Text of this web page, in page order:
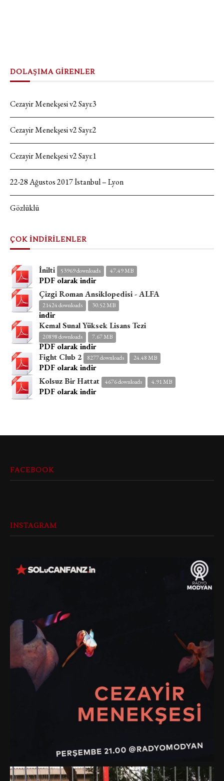
DOLAŞIMA GİRENLER
Cezayir Menekşesi v2 Sayı:3
Cezayir Menekşesi v2 Sayı:2
Cezayir Menekşesi v2 Sayı:1
22-28 Ağustos 2017 İstanbul – Lyon
Gözlüklü
ÇOK İNDİRİLENLER
İnilti 53969 downloads 47.49 MB
PDF olarak indir
Çizgi Roman Ansiklopedisi - ALFA
21424 downloads 30.52 MB
indir
Kemal Sunal Yüksek Lisans Tezi
20898 downloads 7.67 MB
PDF olarak indir
Fight Club 2
8277 downloads 24.48 MB
PDF olarak indir
Kolsuz Bir Hattat
4676 downloads 4.91 MB
PDF olarak indir
FACEBOOK
INSTAGRAM